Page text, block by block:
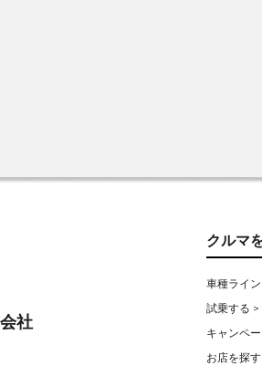
社
クルマ
車種ライ
試乗する >
キャンペ
お店を探